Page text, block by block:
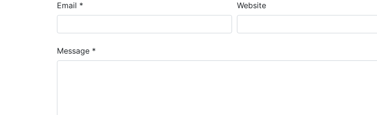
Email * Website
Message *